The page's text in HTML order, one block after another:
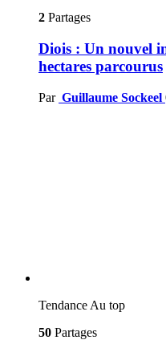
2 Partages
Diois : Un nouvel
hectares parcourus
Par Guillaume Sockeel
Tendance Au top
50 Partages